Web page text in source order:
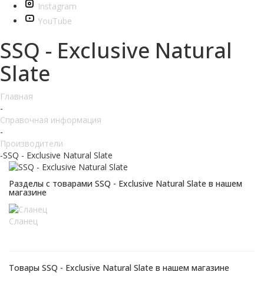
Instagram
YouTube
SSQ - Exclusive Natural
Slate
Главная
-
Справочная информация
-
Производители
-SSQ - Exclusive Natural Slate
Разделы с товарами SSQ - Exclusive Natural Slate в нашем
магазине
Сланец
Товары SSQ - Exclusive Natural Slate в нашем магазине